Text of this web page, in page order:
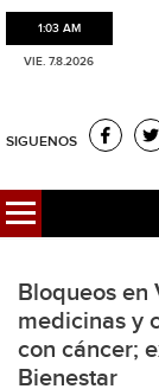
1:03 AM
VIE. 7.8.2026
SIGUENOS
Bloqueos en
medicinas y
con cáncer;
Bienestar